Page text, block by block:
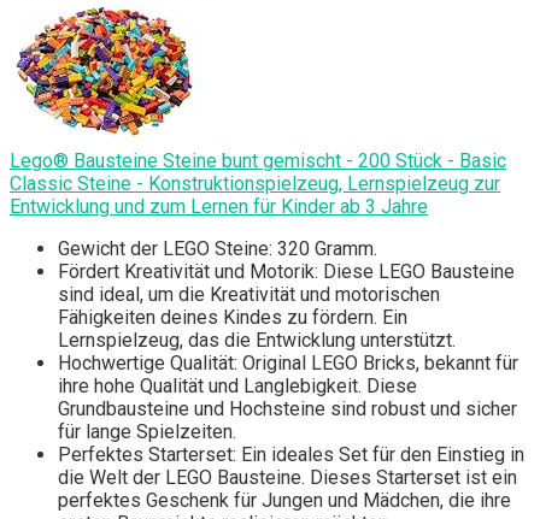
Lego® Bausteine Steine bunt gemischt - 200 Stück - Basic
Classic Steine - Konstruktionspielzeug, Lernspielzeug zur
Entwicklung und zum Lernen für Kinder ab 3 Jahre
Gewicht der LEGO Steine: 320 Gramm.
Fördert Kreativität und Motorik: Diese LEGO Bausteine
sind ideal, um die Kreativität und motorischen
Fähigkeiten deines Kindes zu fördern. Ein
Lernspielzeug, das die Entwicklung unterstützt.
Hochwertige Qualität: Original LEGO Bricks, bekannt für
ihre hohe Qualität und Langlebigkeit. Diese
Grundbausteine und Hochsteine sind robust und sicher
für lange Spielzeiten.
Perfektes Starterset: Ein ideales Set für den Einstieg in
die Welt der LEGO Bausteine. Dieses Starterset ist ein
perfektes Geschenk für Jungen und Mädchen, die ihre